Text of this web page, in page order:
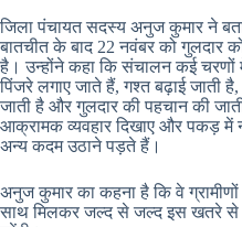
जिला पंचायत सदस्य अनुज कुमार ने
बातचीत के बाद 22 नवंबर को गुलदार
है। उन्होंने कहा कि संचालन कई चरणों
पिंजरे लगाए जाते हैं, गश्त बढ़ाई जाती
जाती है और गुलदार की पहचान की
आक्रामक व्यवहार दिखाए और पकड़ में
अन्य कदम उठाने पड़ते हैं।
अनुज कुमार का कहना है कि वे
साथ मिलकर जल्द से जल्द इस खतरे से